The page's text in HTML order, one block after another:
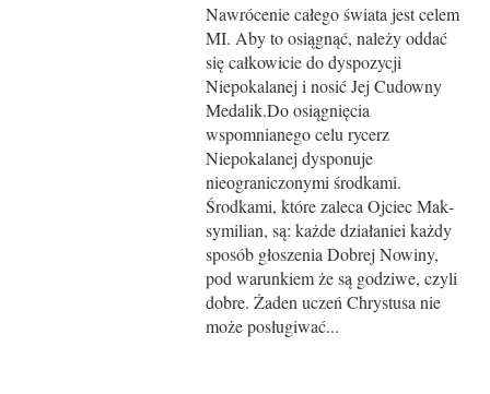
Nawrócenie całego świata jest celem
MI. Aby to osiągnąć, należy oddać
się całkowicie do dyspozycji
Niepokalanej i nosić Jej Cudowny
Medalik.Do osiągnięcia
wspomnianego celu rycerz
Niepokalanej dysponuje
nieograniczonymi środkami.
Środkami, które zaleca Ojciec Mak­
symilian, są: każde działaniei każdy
sposób głoszenia Dobrej Nowiny,
pod warunkiem że są godziwe, czyli
dobre. Żaden uczeń Chrystusa nie
może posługiwać...